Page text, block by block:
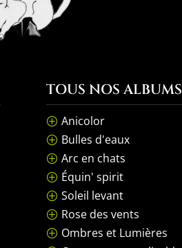
TOUS NOS ALBUMS
P Anicolor
P Bulles d'eaux
P Arc en chats
P Équin' spirit
P Soleil levant
P Rose des vents
P Ombres et Lumières